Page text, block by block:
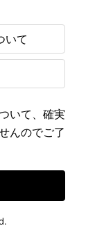
いて
いて、確実
んのでご了